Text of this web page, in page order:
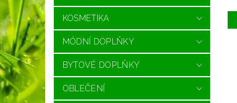
KOSMETIKA
MÓDNÍ DOPLŇKY
BYTOVÉ DOPLŇKY
OBLEČENÍ